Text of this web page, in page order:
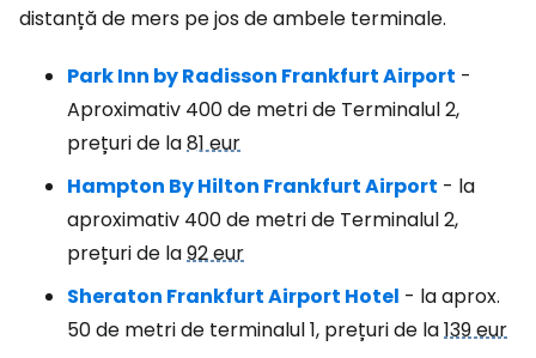
distanță de mers pe jos de ambele terminale.
Park Inn by Radisson Frankfurt Airport -
Aproximativ 400 de metri de Terminalul 2,
prețuri de la81 eur
Hampton By Hilton Frankfurt Airport - la
aproximativ 400 de metri de Terminalul 2,
prețuri de la92 eur
Sheraton Frankfurt Airport Hotel - la aprox.
50 de metri de terminalul 1, prețuri de la139 eur